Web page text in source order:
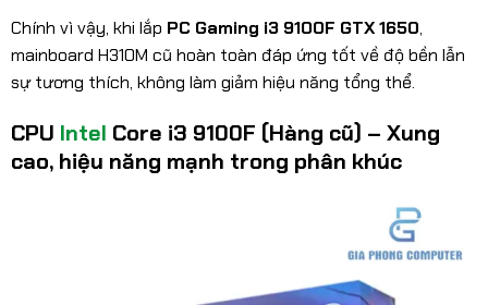
Chính vì vậy, khi lắp PC Gaming i3 9100F GTX 1650,
mainboard H310M cũ hoàn toàn đáp ứng tốt về độ bền lẫn
sự tương thích, không làm giảm hiệu năng tổng thể.
CPU Intel Core i3 9100F (Hàng cũ) – Xung
cao, hiệu năng mạnh trong phân khúc